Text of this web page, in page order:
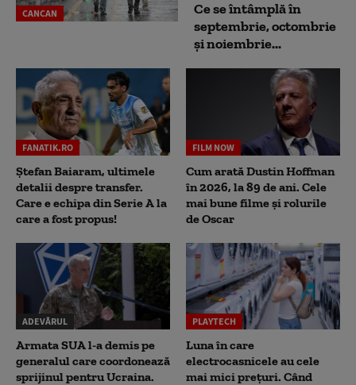
CANCAN
Ce se întâmplă în
septembrie, octombrie
și noiembrie...
FANATIK.RO
Ștefan Baiaram, ultimele
detalii despre transfer.
Care e echipa din Serie A la
care a fost propus!
FILM NOW
Cum arată Dustin Hoffman
în 2026, la 89 de ani. Cele
mai bune filme și rolurile
de Oscar
ADEVĂRUL
Armata SUA l-a demis pe
generalul care coordonează
sprijinul pentru Ucraina.
PLAYTECH
Luna în care
electrocasnicele au cele
mai mici prețuri. Când